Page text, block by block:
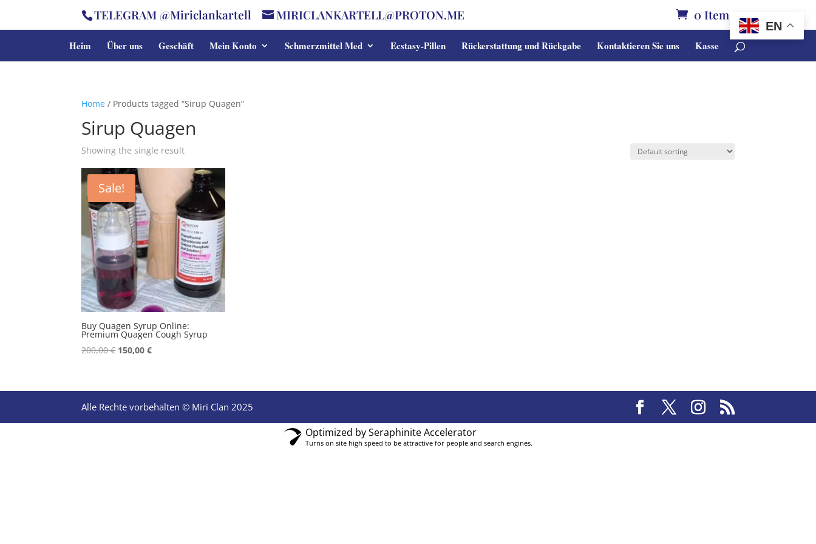
TELEGRAM @Miriclankartell MIRICLANKARTELL@PROTON.ME 0 Items
Heim Über uns Geschäft Mein Konto Schmerzmittel Med Ecstasy-Pillen Rückerstattung und Rückgabe Kontaktieren Sie uns Kasse
Home / Products tagged “Sirup Quagen”
Sirup Quagen
Showing the single result
Sale!
Buy Quagen Syrup Online:
Premium Quagen Cough Syrup
200,00€ Original
200,00 €.
150,00€Current
150,00 €.
Alle Rechte vorbehalten © Miri Clan 2025
EN
Optimized by Seraphinite Accelerator
Turns on site high speed to be attractive for people and search engines.